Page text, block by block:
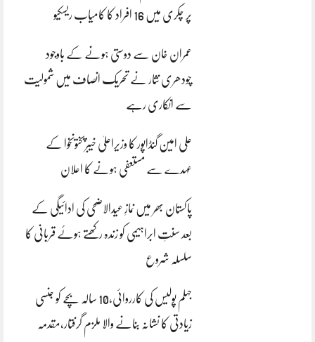
پر چکری میں 16 افراد کا کامیاب ریسکیو
عمران خان سے دوستی ہونے کے باوجود
چودھری نثار نے تحریک انصاف میں شمولیت
سے انکاری رہے
علی امین گنڈاپور کا وزیراعلیٰ خیبرپختونخوا کے
عہدے سے مستعفی ہونے کا اعلان
پاکستان بھر میں نمازِ عیدالاضحی کی ادائیگی کے
بعد سنتِ ابراہیمی کو زندہ رکھتے ہوئے قربانی کا
سلسلہ شروع
جہلم پولیس کی کارروائی،10 سالہ بچے کو جنسی
زیادتی کا نشانہ بنانے والا ملزم گرفتار،مقدمہ